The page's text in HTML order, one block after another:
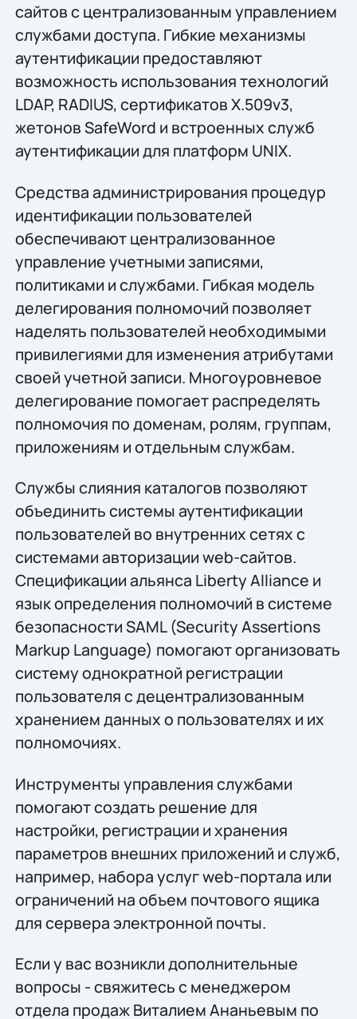
сайтов с централизованным управлением
службами доступа. Гибкие механизмы
аутентификации предоставляют
возможность использования технологий
LDAP, RADIUS, сертификатов X.509v3,
жетонов SafeWord и встроенных служб
аутентификации для платформ UNIX.
Средства администрирования процедур
идентификации пользователей
обеспечивают централизованное
управление учетными записями,
политиками и службами. Гибкая модель
делегирования полномочий позволяет
наделять пользователей необходимыми
привилегиями для изменения атрибутами
своей учетной записи. Многоуровневое
делегирование помогает распределять
полномочия по доменам, ролям, группам,
приложениям и отдельным службам.
Службы слияния каталогов позволяют
объединить системы аутентификации
пользователей во внутренних сетях с
системами авторизации web-сайтов.
Спецификации альянса Liberty Alliance и
язык определения полномочий в системе
безопасности SAML (Security Assertions
Markup Language) помогают организовать
систему однократной регистрации
пользователя с децентрализованным
хранением данных о пользователях и их
полномочиях.
Инструменты управления службами
помогают создать решение для
настройки, регистрации и хранения
параметров внешних приложений и служб,
например, набора услуг web-портала или
ограничений на объем почтового ящика
для сервера электронной почты.
Если у вас возникли дополнительные
вопросы - свяжитесь с менеджером
отдела продаж Виталием Ананьевым по